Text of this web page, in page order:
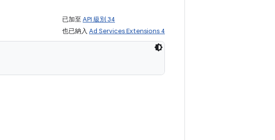
已加至 API 級別 34
也已納入 Ad Services Extensions 4